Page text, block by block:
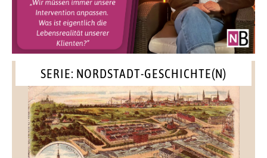
SERIE: NORDSTADT-GESCHICHTE(N)